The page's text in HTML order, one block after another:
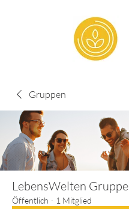
Gruppen
LebensWelten Gruppe
Öffentlich · 1 Mitglied